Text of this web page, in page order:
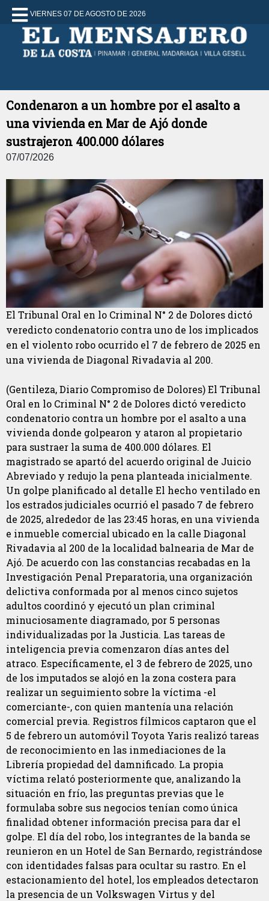
VIERNES 07 DE AGOSTO DE 2026
Condenaron a un hombre por el asalto a
una vivienda en Mar de Ajó donde
sustrajeron 400.000 dólares
07/07/2026
El Tribunal Oral en lo Criminal N° 2 de Dolores dictó
veredicto condenatorio contra uno de los implicados
en el violento robo ocurrido el 7 de febrero de 2025 en
una vivienda de Diagonal Rivadavia al 200.
(Gentileza, Diario Compromiso de Dolores) El Tribunal
Oral en lo Criminal N° 2 de Dolores dictó veredicto
condenatorio contra un hombre por el asalto a una
vivienda donde golpearon y ataron al propietario
para sustraer la suma de 400.000 dólares. El
magistrado se apartó del acuerdo original de Juicio
Abreviado y redujo la pena planteada inicialmente.
Un golpe planificado al detalle El hecho ventilado en
los estrados judiciales ocurrió el pasado 7 de febrero
de 2025, alrededor de las 23:45 horas, en una vivienda
e inmueble comercial ubicado en la calle Diagonal
Rivadavia al 200 de la localidad balnearia de Mar de
Ajó. De acuerdo con las constancias recabadas en la
Investigación Penal Preparatoria, una organización
delictiva conformada por al menos cinco sujetos
adultos coordinó y ejecutó un plan criminal
minuciosamente diagramado, por 5 personas
individualizadas por la Justicia. Las tareas de
inteligencia previa comenzaron días antes del
atraco. Específicamente, el 3 de febrero de 2025, uno
de los imputados se alojó en la zona costera para
realizar un seguimiento sobre la víctima -el
comerciante-, con quien mantenía una relación
comercial previa. Registros fílmicos captaron que el
5 de febrero un automóvil Toyota Yaris realizó tareas
de reconocimiento en las inmediaciones de la
Librería propiedad del damnificado. La propia
víctima relató posteriormente que, analizando la
situación en frío, las preguntas previas que le
formulaba sobre sus negocios tenían como única
finalidad obtener información precisa para dar el
golpe. El día del robo, los integrantes de la banda se
reunieron en un Hotel de San Bernardo, registrándose
con identidades falsas para ocultar su rastro. En el
estacionamiento del hotel, los empleados detectaron
la presencia de un Volkswagen Virtus y del